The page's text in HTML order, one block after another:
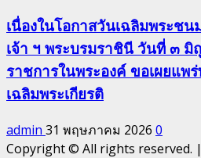
เนื่องในโอกาสวันเฉลิมพระชน
เจ้า ฯ พระบรมราชินี วันที่ ๓
ราชการในพระองค์ ขอเผยแพ
เฉลิมพระเกียรติ
admin 31 พฤษภาคม 2026 0
Copyright © All rights reserved. |